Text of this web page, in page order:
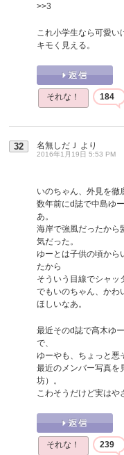
>>3
これ小学生なら可愛い
キモく見える。
それな！ 184
32 名無しだＪ より
2016年1月19日 5:53 PM
いのちゃん、外見を徹
数年前にd誌で中島ゆ
あ。
海岸で強風だったから
気だった。
ゆーとは子供の頃から
たから
そういう目線でシャッ
でもいのちゃん、かわ
ほしいなあ。
最近そのd誌で髙木ゆ
で、
ゆーやも、ちょっと悪
最近のメンバー写真を
坊）。
こわそうだけど実はや
それな！ 239